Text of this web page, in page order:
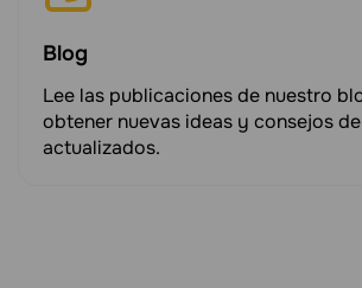
Blog
Lee las publicaciones de nuestro
obtener nuevas ideas y consejos
actualizados.